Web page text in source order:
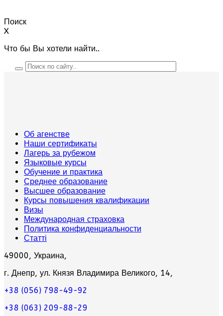
Поиск
X
Что бы Вы хотели найти..
Об агенстве
Наши сертификаты
Лагерь за рубежом
Языковые курсы
Обучение и практика
Среднее образование
Высшее образование
Курсы повышения квалификации
Визы
Международная страховка
Политика конфиденциальности
Статті
49000, Украина,
г. Днепр, ул. Князя Владимира Великого, 14,
+38 (056) 798-49-92
+38 (063) 209-88-29